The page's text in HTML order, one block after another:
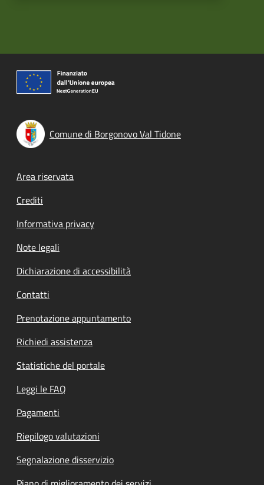
Comune di Borgonovo Val Tidone
Footer menu
Area riservata
Crediti
Informativa privacy
Note legali
Dichiarazione di accessibilità
Contatti
Prenotazione appuntamento
Richiedi assistenza
Statistiche del portale
Leggi le FAQ
Pagamenti
Riepilogo valutazioni
Segnalazione disservizio